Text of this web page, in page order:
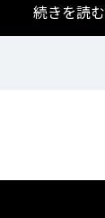
続きを読む